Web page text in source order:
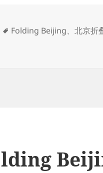
标
Folding Beijing、北京折